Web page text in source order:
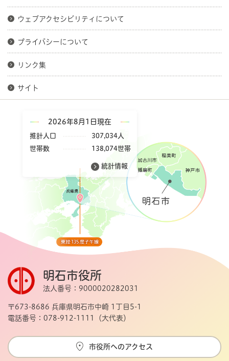
ウェブアクセシビリティについて
プライバシーについて
リンク集
サイト
2026年8月1日現在
推計人口
307,034人
世帯数
138,074世帯
統計情報
明石市役所
法人番号：9000020282031
〒673-8686 兵庫県明石市中崎 1丁目5-1
電話番号：078-912-1111（大代表）
市役所へのアクセス